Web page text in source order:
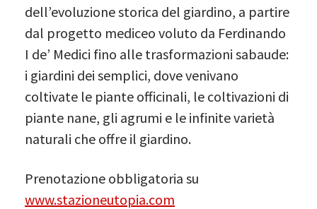
dell’evoluzione storica del giardino, a partire
dal progetto mediceo voluto da Ferdinando
I de’ Medici fino alle trasformazioni sabaude:
i giardini dei semplici, dove venivano
coltivate le piante officinali, le coltivazioni di
piante nane, gli agrumi e le infinite varietà
naturali che offre il giardino.
Prenotazione obbligatoria su
www.stazioneutopia.com